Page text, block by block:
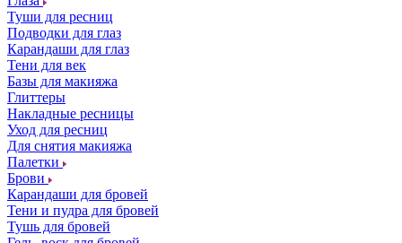
Туши для ресниц
Подводки для глаз
Карандаши для глаз
Тени для век
Базы для макияжа
Глиттеры
Накладные ресницы
Уход для ресниц
Для снятия макияжа
Палетки
Брови
Карандаши для бровей
Тени и пудра для бровей
Тушь для бровей